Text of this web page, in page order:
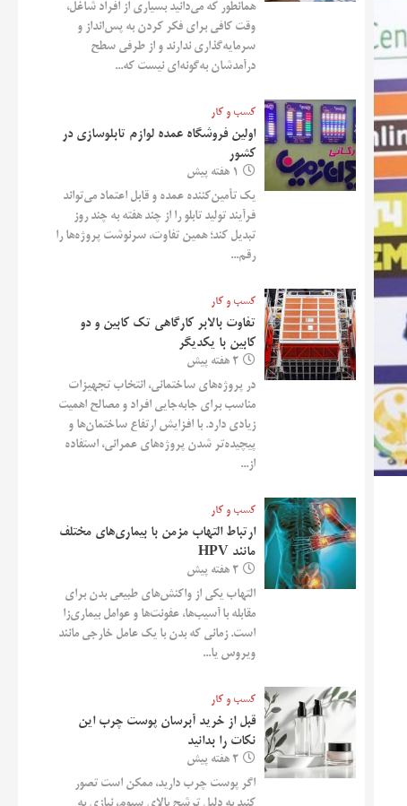
همانطور که می‌دانید بسیاری از افراد شاغل،
وقت کافی برای فکر کردن به پس‌انداز و
سرمایه‌گذاری ندارند و از طرفی سطح
درآمدشان به‌گونه‌ای نیست که...
کسب و کار
اولین فروشگاه عمده لوازم تابلوسازی در
کشور
1 هفته پیش
یک تأمین‌کننده عمده و قابل اعتماد می‌تواند
فرآیند تولید تابلو را از چند هفته به چند روز
تبدیل کند؛ همین تفاوت، سرنوشت پروژه‌ها را
رقم...
کسب و کار
تفاوت بالابر کارگاهی تک کابین و دو
کابین با یکدیگر
2 هفته پیش
در پروژه‌های ساختمانی، انتخاب تجهیزات
مناسب برای جابه‌جایی افراد و مصالح اهمیت
زیادی دارد. با افزایش ارتفاع ساختمان‌ها و
پیچیده‌تر شدن پروژه‌های عمرانی، استفاده
از...
کسب و کار
ارتباط التهاب مزمن با بیماری‌های مختلف
مانند HPV
2 هفته پیش
التهاب یکی از واکنش‌های طبیعی بدن برای
مقابله با آسیب‌ها، عفونت‌ها و عوامل بیماری‌زا
است. زمانی که بدن با یک عامل خارجی مانند
ویروس یا...
کسب و کار
قبل از خرید آبرسان پوست چرب این
نکات را بدانید
2 هفته پیش
اگر پوست چرب دارید، ممکن است تصور